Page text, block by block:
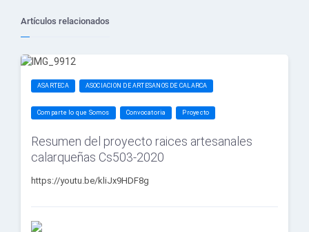
Artículos relacionados
ASARTECA ASOCIACION DE ARTESANOS DE CALARCA
Comparte lo que Somos Convocatoria Proyecto
Resumen del proyecto raices artesanales
calarqueñas Cs503-2020
https://youtu.be/kliJx9HDF8g